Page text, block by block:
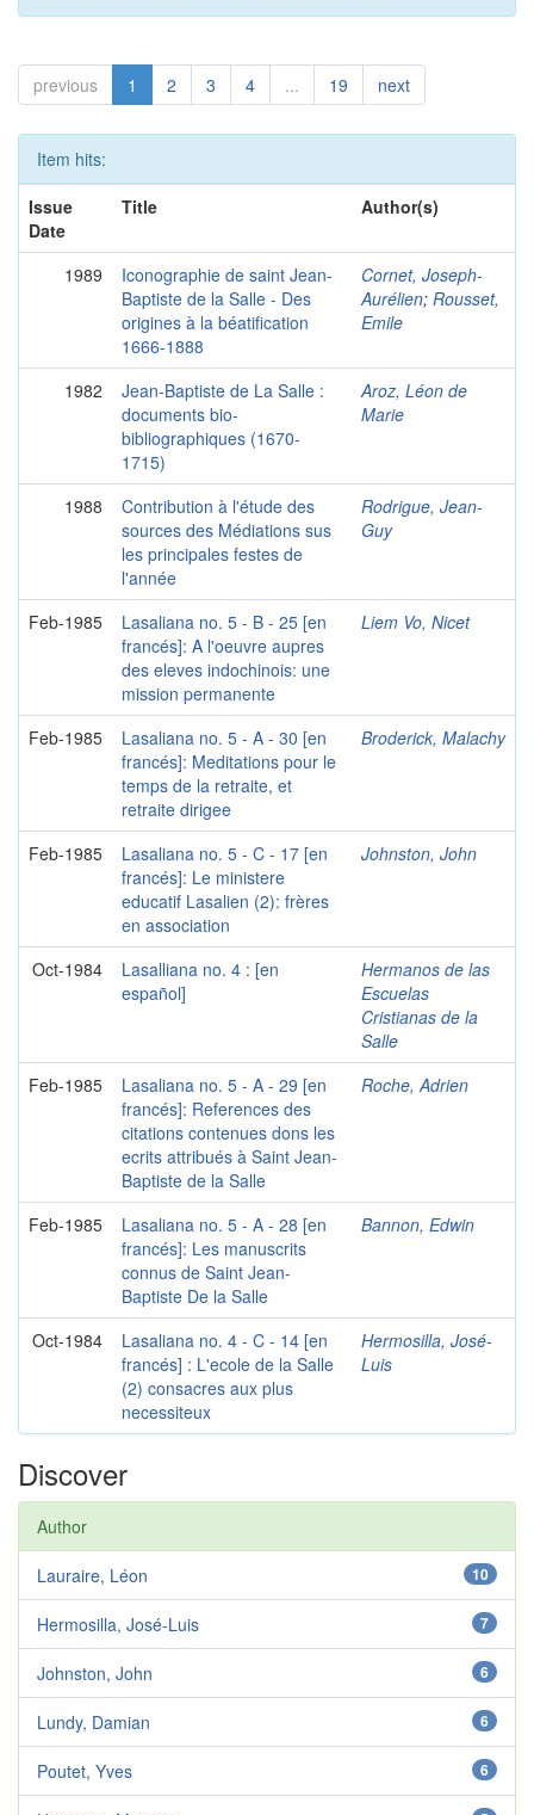
previous 1 2 3 4 ... 19 next
Item hits:
Issue
Date
Title Author(s)
1989
Iconographie de saint Jean-
Baptiste de la Salle - Des
origines à la béatification
1666-1888
Cornet, Joseph-
Aurélien; Rousset,
Emile
1982
Jean-Baptiste de La Salle :
documents bio-
bibliographiques (1670-
1715)
Aroz, Léon de
Marie
1988
Contribution à l'étude des
sources des Médiations sus
les principales festes de
l'année
Rodrigue, Jean-
Guy
Feb-1985
Lasaliana no. 5 - B - 25 [en
francés]: A l'oeuvre aupres
des eleves indochinois: une
mission permanente
Liem Vo, Nicet
Feb-1985
Lasaliana no. 5 - A - 30 [en
francés]: Meditations pour le
temps de la retraite, et
retraite dirigee
Broderick, Malachy
Feb-1985
Lasaliana no. 5 - C - 17 [en
francés]: Le ministere
educatif Lasalien (2): frères
en association
Johnston, John
Oct-1984
Lasalliana no. 4 : [en
español]
Hermanos de las
Escuelas
Cristianas de la
Salle
Feb-1985
Lasaliana no. 5 - A - 29 [en
francés]: References des
citations contenues dons les
ecrits attribués à Saint Jean-
Baptiste de la Salle
Roche, Adrien
Feb-1985
Lasaliana no. 5 - A - 28 [en
francés]: Les manuscrits
connus de Saint Jean-
Baptiste De la Salle
Bannon, Edwin
Oct-1984
Lasaliana no. 4 - C - 14 [en
francés] : L'ecole de la Salle
(2) consacres aux plus
necessiteux
Hermosilla, José-
Luis
Discover
Author
10
Lauraire, Léon
7
Hermosilla, José-Luis
6
Johnston, John
6
Lundy, Damian
6
Poutet, Yves